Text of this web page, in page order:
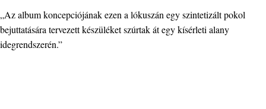
„Az album koncepciójának ezen a lókuszán egy szintetizált pokol
bejuttatására tervezett készüléket szúrtak át egy kísérleti alany
idegrendszerén.”